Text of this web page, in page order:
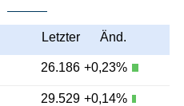
Letzter Änd.
26.186 +0,23%
29.529 +0,14%